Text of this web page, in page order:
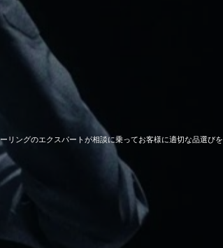
リングのエクスパートが相談に乗ってお客様に適切な品選びを